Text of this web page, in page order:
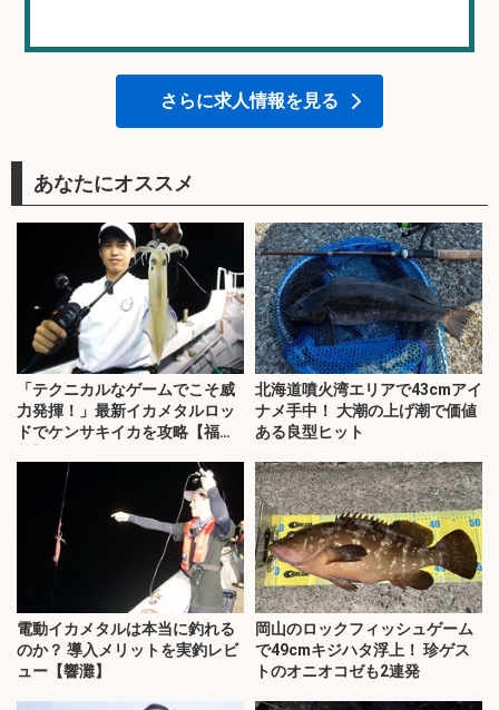
さらに求人情報を見る
あなたにオススメ
「テクニカルなゲームでこそ威
力発揮！」最新イカメタルロッ
ドでケンサキイカを攻略【福
北海道噴火湾エリアで43cmアイ
ナメ手中！ 大潮の上げ潮で価値
ある良型ヒット
電動イカメタルは本当に釣れる
のか？ 導入メリットを実釣レビ
ュー【響灘】
岡山のロックフィッシュゲーム
で49cmキジハタ浮上！ 珍ゲス
トのオニオコゼも2連発